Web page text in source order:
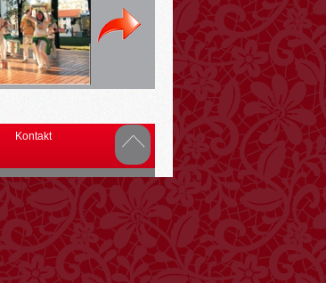
Kontakt